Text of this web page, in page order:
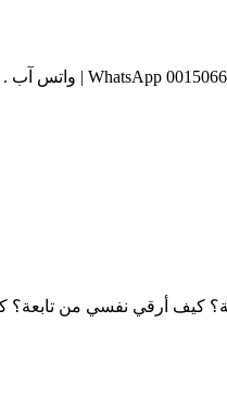
كيف أرقي نفسي من